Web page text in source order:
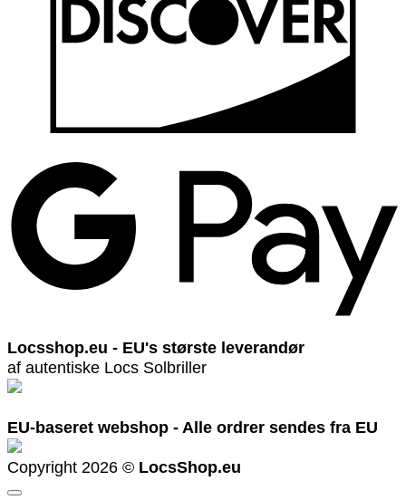
Locsshop.eu - EU's største leverandør
af autentiske Locs Solbriller
EU-baseret webshop - Alle ordrer sendes fra EU
Copyright 2026 © LocsShop.eu